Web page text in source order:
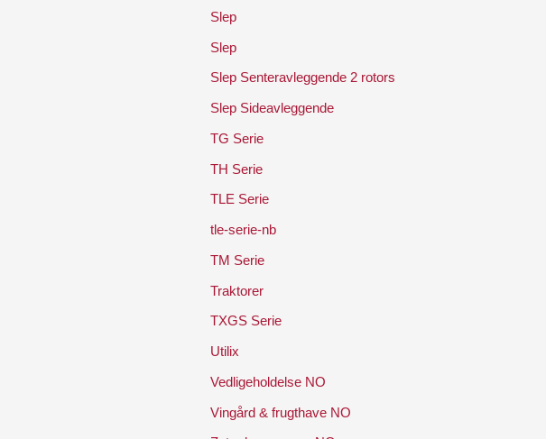
Slep
Slep
Slep Senteravleggende 2 rotors
Slep Sideavleggende
TG Serie
TH Serie
TLE Serie
tle-serie-nb
TM Serie
Traktorer
TXGS Serie
Utilix
Vedligeholdelse NO
Vingård & frugthave NO